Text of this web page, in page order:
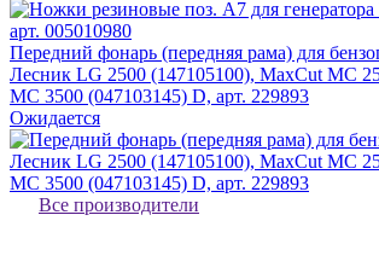
Передний фонарь (передняя рама) для
Лесник LG 2500 (147105100), MaxCut MC
MC 3500 (047103145) D, арт. 229893
Ожидается
Все производители